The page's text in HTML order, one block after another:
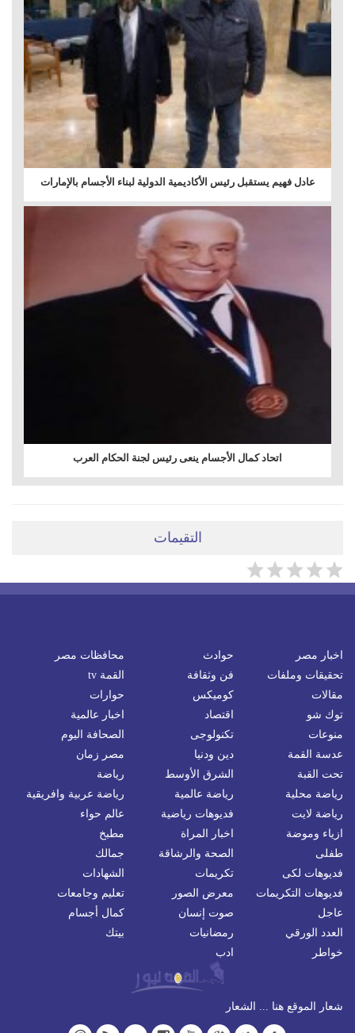
عادل فهيم يستقبل رئيس الأكاديمية الدولية لبناء الأجسام بالإمارات
اتحاد كمال الأجسام ينعى رئيس لجنة الحكام العرب
التقيمات
اخبار مصر حوادث
محافظات مصر
تحقيقات وملفات
فن وثقافة
القمة tv
مقالات
كوميكس
حوارات
توك شو
اقتصاد
اخبار عالمية
منوعات
تكنولوجى
الصحافة اليوم
عدسة القمة
دين ودنيا
مصر زمان
تحت القبة
الشرق الأوسط
رياضة
رياضة محلية
رياضة عالمية
رياضة عربية وافريقية
رياضة لايت
فديوهات رياضية
عالم حواء
ازياء وموضة
اخبار المراة
مطبخ
طفلى
الصحة والرشاقة
جمالك
فديوهات لكى
تكريمات
الشهادات
فديوهات التكريمات
معرض الصور
تعليم وجامعات
عاجل
صوت إنسان
كمال أجسام
العدد الورقي
رمضانيات
بيتك
خواطر
ادب
شعار الموقع هنا ... الشعار